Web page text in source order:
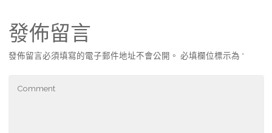
發佈留言
發佈留言必須填寫的電子郵件地址不會公開。 必填欄位標示為 *